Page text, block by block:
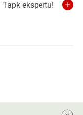
Tapk ekspertu!